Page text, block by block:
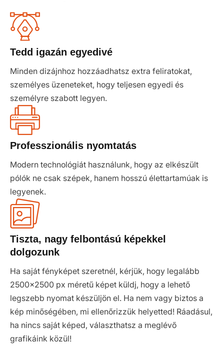
Tedd igazán egyedivé
Minden dizájnhoz hozzáadhatsz extra feliratokat,
személyes üzeneteket, hogy teljesen egyedi és
személyre szabott legyen.
Professzionális nyomtatás
Modern technológiát használunk, hogy az elkészült
pólók ne csak szépek, hanem hosszú élettartamúak is
legyenek.
Tiszta, nagy felbontású képekkel
dolgozunk
Ha saját fényképet szeretnél, kérjük, hogy legalább
2500x2500 px méretű képet küldj, hogy a lehető
legszebb nyomat készüljön el. Ha nem vagy biztos a
kép minőségében, mi ellenőrizzük helyetted! Ráadásul,
ha nincs saját képed, választhatsz a meglévő
grafikáink közül!